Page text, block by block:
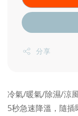
分享
冷氣/暖氣/除濕/涼
5秒急速降溫，隨插